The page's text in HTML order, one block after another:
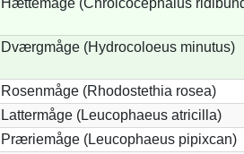
Dværgmåge (Hydrocoloeus minutus)
Rosenmåge (Rhodostethia rosea)
Lattermåge (Leucophaeus atricilla)
Præriemåge (Leucophaeus pipixcan)